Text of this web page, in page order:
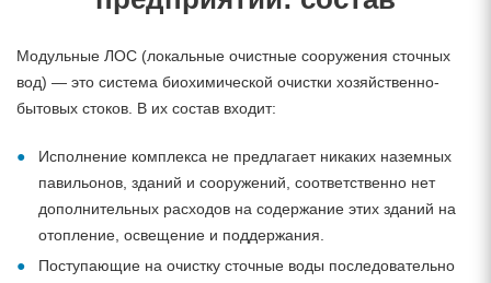
Модульные ЛОС (локальные очистные сооружения сточных
вод) — это система биохимической очистки хозяйственно-
бытовых стоков. В их состав входит:
Исполнение комплекса не предлагает никаких наземных
павильонов, зданий и сооружений, соответственно нет
дополнительных расходов на содержание этих зданий на
отопление, освещение и поддержания.
Поступающие на очистку сточные воды последовательно